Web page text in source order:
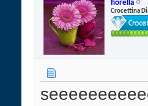
fiorella
Crocettina